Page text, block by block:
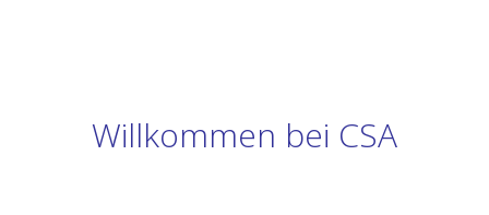
Willkommen bei CSA